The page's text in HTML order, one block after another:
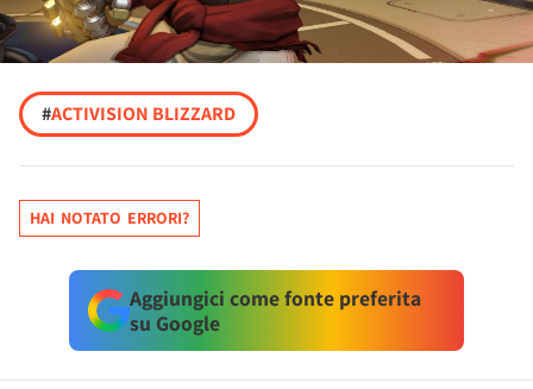
#ACTIVISION BLIZZARD
HAI NOTATO ERRORI?
Aggiungici come fonte preferita
su Google